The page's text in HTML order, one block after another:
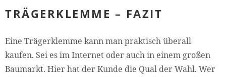
TRÄGERKLEMME – FAZIT
Eine Trägerklemme kann man praktisch überall
kaufen. Sei es im Internet oder auch in einem großen
Baumarkt. Hier hat der Kunde die Qual der Wahl. Wer